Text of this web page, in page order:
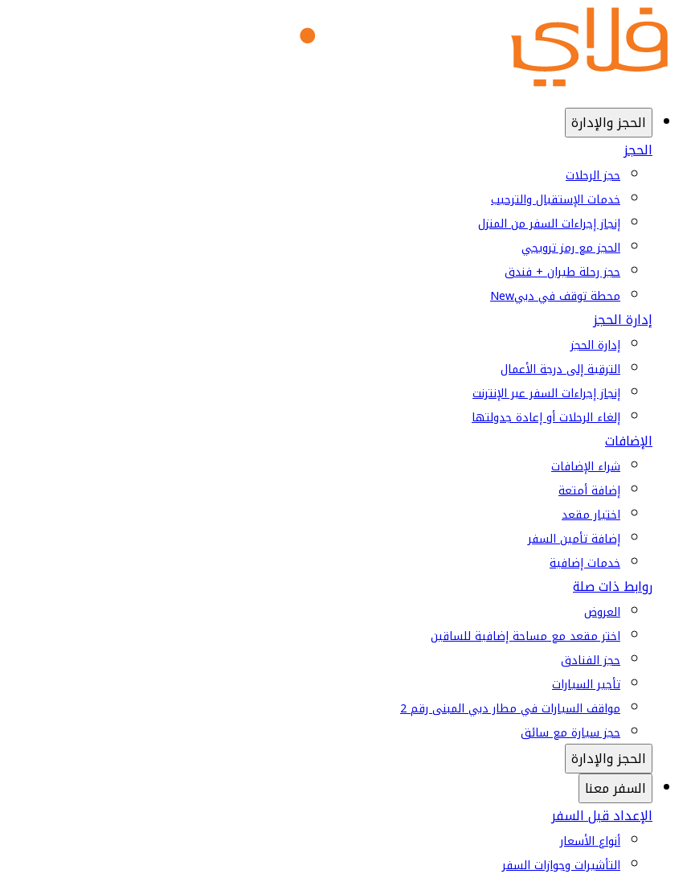
الحجز والإدارة
الحجز
حجز الرحلات
خدمات الإستقبال والترحيب
إنجاز إجراءات السفر من المنزل
الحجز مع رمز ترويجي
حجز رحلة طيران + فندق
محطة توقف في دبيNew
إدارة الحجز
إدارة الحجز
الترقية إلى درجة الأعمال
إنجاز إجراءات السفر عبر الإنترنت
إلغاء الرحلات أو إعادة جدولتها
الإضافات
شراء الإضافات
إضافة أمتعة
اختيار مقعد
إضافة تأمين السفر
خدمات إضافية
روابط ذات صلة
العروض
اختر مقعد مع مساحة إضافية للساقين
حجز الفنادق
تأجير السيارات
مواقف السيارات في مطار دبي المبنى رقم 2
حجز سيارة مع سائق
الحجز والإدارة
السفر معنا
الإعداد قبل السفر
أنواع الأسعار
التأشيرات وجوازات السفر